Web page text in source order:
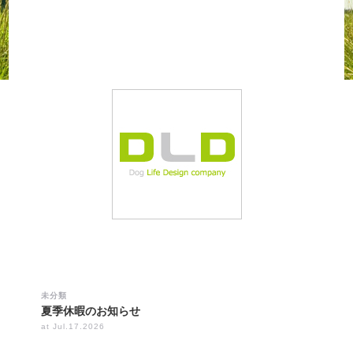
未分類
夏季休暇のお知らせ
at Jul.17.2026